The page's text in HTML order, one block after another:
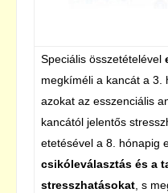
Speciális összetételével
megkíméli a kancát a 3.
azokat az esszenciális
kancától jelentős
etetésével a 8. hónapig
csikóleválasztás és a
stresszhatásokat , s